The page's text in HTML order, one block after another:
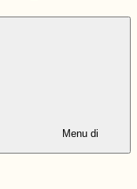
Menu di